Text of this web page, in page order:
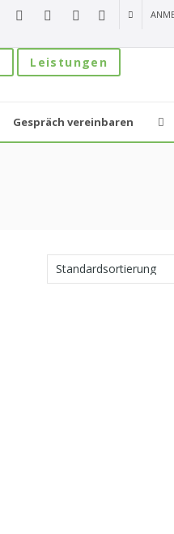
Leistungen
Gespräch vereinbaren